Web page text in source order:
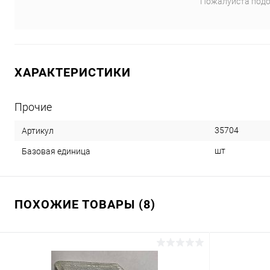
ХАРАКТЕРИСТИКИ
Прочие
Артикул 35704
Базовая единица шт
ПОХОЖИЕ ТОВАРЫ (8)